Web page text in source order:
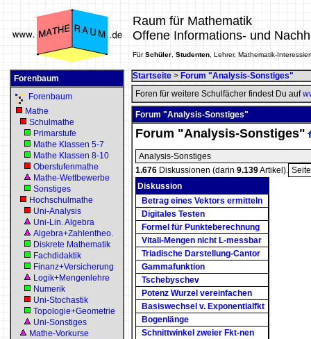
Raum für Mathematik
Offene Informations- und
FürSchüler Studenten , Lehrer, Mathematik-
Forenbaum
Forenbaum
Mathe
Schulmathe
Primarstufe
Mathe Klassen 5-7
Mathe Klassen 8-10
Oberstufenmathe
Mathe-Wettbewerbe
Sonstiges
Hochschulmathe
Uni-Analysis
Uni-Lin. Algebra
Algebra+Zahlentheo.
Diskrete Mathematik
Fachdidaktik
Finanz+Versicherung
Logik+Mengenlehre
Numerik
Uni-Stochastik
Topologie+Geometrie
Uni-Sonstiges
Mathe-Vorkurse
Startseite > Forum "Analysis-Sonstiges"
Foren für weitere Schulfächer findest Du auf
Forum "Analysis-Sonstiges"
Forum "Analysis-Sonstiges"
Analysis-Sonstiges
1.676 Diskussionen (darin 9.139Artikel).
Diskussion
Betrag eines Vektors ermitteln
Digitales Testen
Formel für Punkteberechnung
Vitali-Mengen nicht L-messbar
Triadische Darstellung-Cantor
Gammafunktion
Tschebyschev
Potenz Wurzel vereinfachen
Basiswechsel v. Exponentialfkt
Bogenlänge
Schnittwinkel zweier Fkt-nen